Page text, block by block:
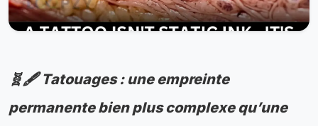
🧬🖋️ Tatouages : une empreinte
permanente bien plus complexe qu’une